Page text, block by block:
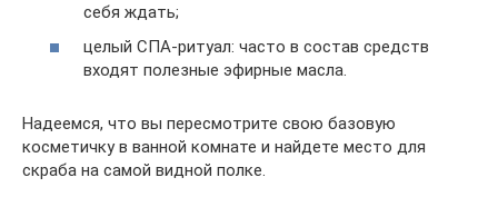
себя ждать;
целый СПА-ритуал: часто в состав средств
входят полезные эфирные масла.
Надеемся, что вы пересмотрите свою базовую
косметичку в ванной комнате и найдете место для
скраба на самой видной полке.